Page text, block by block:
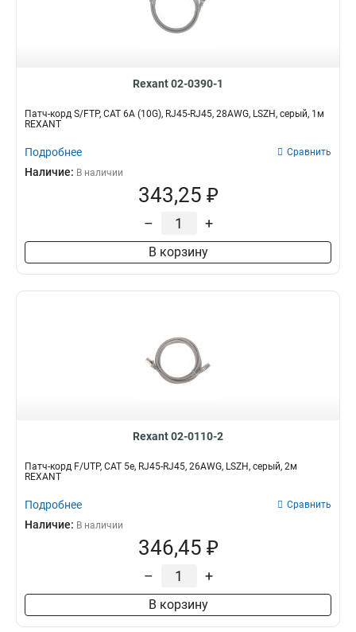
Rexant 02-0390-1
Патч-корд S/FTP, CAT 6A (10G), RJ45-RJ45, 28AWG, LSZH, серый, 1м
REXANT
Подробнее Сравнить
Наличие: В наличии
343,25 ₽
– +
В корзину
Rexant 02-0110-2
Патч-корд F/UTP, CAT 5e, RJ45-RJ45, 26AWG, LSZH, серый, 2м
REXANT
Подробнее Сравнить
Наличие: В наличии
346,45 ₽
– +
В корзину